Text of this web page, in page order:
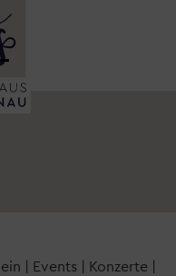
Events Konzerte